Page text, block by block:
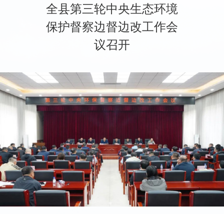
全县第三轮中央生态环境
保护督察边督边改工作会
议召开